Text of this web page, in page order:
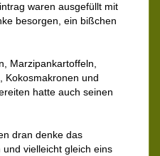
waren ausgefüllt mit
besorgen, ein bißchen
Marzipankartoffeln,
Kokosmakronen und
hatte auch seinen
dran denke das
vielleicht gleich eins